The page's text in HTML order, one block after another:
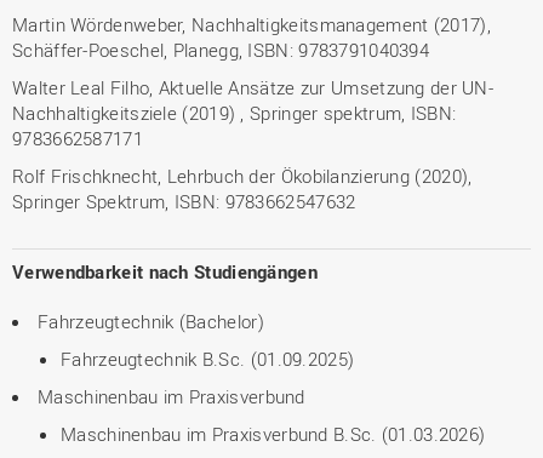
Martin Wördenweber, Nachhaltigkeitsmanagement (2017),
Schäffer-Poeschel, Planegg, ISBN: 9783791040394
Walter Leal Filho, Aktuelle Ansätze zur Umsetzung der UN-
Nachhaltigkeitsziele (2019) , Springer spektrum, ISBN:
9783662587171
Rolf Frischknecht, Lehrbuch der Ökobilanzierung (2020),
Springer Spektrum, ISBN: 9783662547632
Verwendbarkeit nach Studiengängen
Fahrzeugtechnik (Bachelor)
Fahrzeugtechnik B.Sc. (01.09.2025)
Maschinenbau im Praxisverbund
Maschinenbau im Praxisverbund B.Sc. (01.03.2026)